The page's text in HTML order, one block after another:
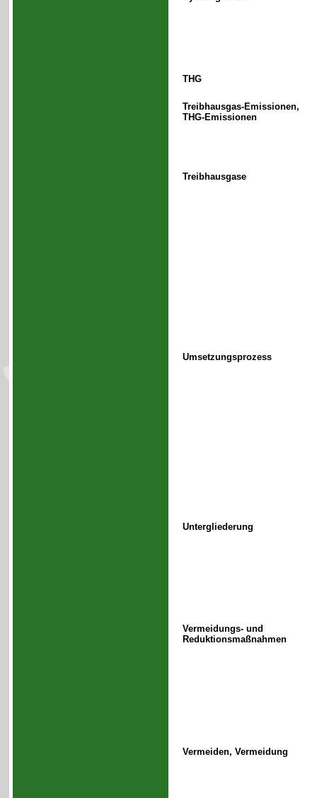
THG
Treibhausgas-Emissionen,
THG-Emissionen
Treibhausgase
Umsetzungsprozess
Untergliederung
Vermeidungs- und
Reduktionsmaßnahmen
Vermeiden, Vermeidung